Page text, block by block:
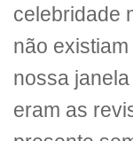
celebridade
não
nossa
eram as